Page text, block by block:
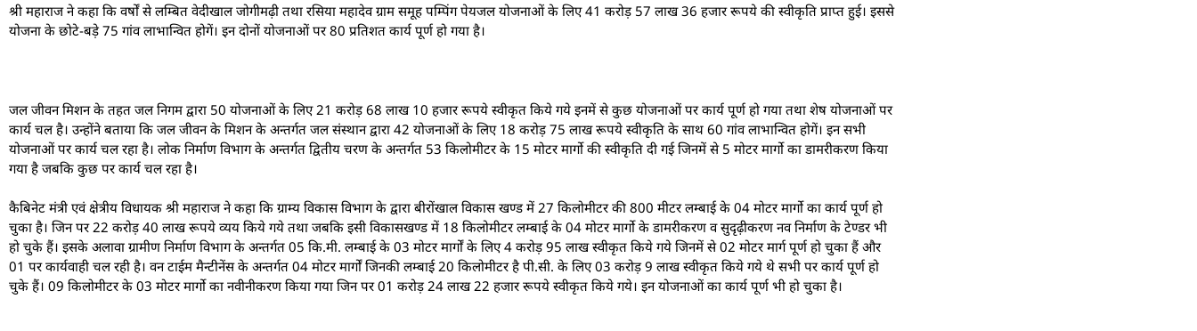
श्री महाराज ने कहा कि वर्षों से लम्बित वेदीखाल जोगीमढ़ी तथा रसिया महादेव ग्राम समूह पम्पिंग पेयजल योजनाओं के लिए 41 करोड़ 57 लाख 36 हजार रूपये की स्वीकृति प्राप्त हुई। इससे
योजना के छोटे-बड़े 75 गांव लाभान्वित होगें। इन दोनों योजनाओं पर 80 प्रतिशत कार्य पूर्ण हो गया है।
जल जीवन मिशन के तहत जल निगम द्वारा 50 योजनाओं के लिए 21 करोड़ 68 लाख 10 हजार रूपये स्वीकृत किये गये इनमें से कुछ योजनाओं पर कार्य पूर्ण हो गया तथा शेष योजनाओं पर
कार्य चल है। उन्होंने बताया कि जल जीवन के मिशन के अन्तर्गत जल संस्थान द्वारा 42 योजनाओं के लिए 18 करोड़ 75 लाख रूपये स्वीकृति के साथ 60 गांव लाभान्वित होगें। इन सभी
योजनाओं पर कार्य चल रहा है। लोक निर्माण विभाग के अन्तर्गत द्वितीय चरण के अन्तर्गत 53 किलोमीटर के 15 मोटर मार्गो की स्वीकृति दी गई जिनमें से 5 मोटर मार्गो का डामरीकरण किया
गया है जबकि कुछ पर कार्य चल रहा है।
कैबिनेट मंत्री एवं क्षेत्रीय विधायक श्री महाराज ने कहा कि ग्राम्य विकास विभाग के द्वारा बीरोंखाल विकास खण्ड में 27 किलोमीटर की 800 मीटर लम्बाई के 04 मोटर मार्गो का कार्य पूर्ण हो
चुका है। जिन पर 22 करोड़ 40 लाख रूपये व्यय किये गये तथा जबकि इसी विकासखण्ड में 18 किलोमीटर लम्बाई के 04 मोटर मार्गो के डामरीकरण व सुदृढ़ीकरण नव निर्माण के टेण्डर भी
हो चुके हैं। इसके अलावा ग्रामीण निर्माण विभाग के अन्तर्गत 05 कि.मी. लम्बाई के 03 मोटर मार्गों के लिए 4 करोड़ 95 लाख स्वीकृत किये गये जिनमें से 02 मोटर मार्ग पूर्ण हो चुका हैं और
01 पर कार्यवाही चल रही है। वन टाईम मैन्टीनेंस के अन्तर्गत 04 मोटर मार्गों जिनकी लम्बाई 20 किलोमीटर है पी.सी. के लिए 03 करोड़ 9 लाख स्वीकृत किये गये थे सभी पर कार्य पूर्ण हो
चुके हैं। 09 किलोमीटर के 03 मोटर मार्गो का नवीनीकरण किया गया जिन पर 01 करोड़ 24 लाख 22 हजार रूपये स्वीकृत किये गये। इन योजनाओं का कार्य पूर्ण भी हो चुका है।